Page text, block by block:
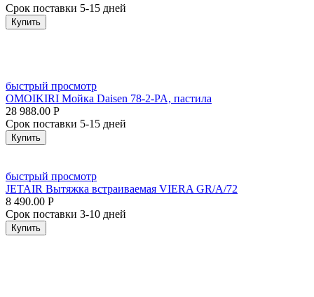
Срок поставки 5-15 дней
Купить
быстрый просмотр
OMOIKIRI Мойка Daisen 78-2-PA, пастила
28 988.00 Р
Срок поставки 5-15 дней
Купить
быстрый просмотр
JETAIR Вытяжка встраиваемая VIERA GR/A/72
8 490.00 Р
Срок поставки 3-10 дней
Купить